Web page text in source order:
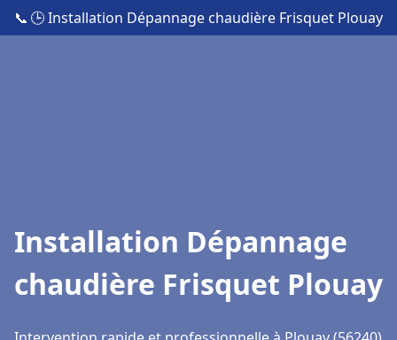
📞 🕒 Installation Dépannage chaudière Frisquet Plouay
Installation Dépannage
chaudière Frisquet Plouay